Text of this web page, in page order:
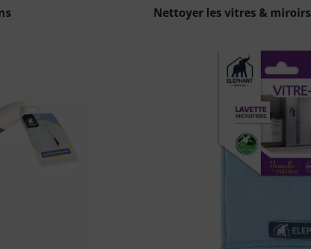
Nettoyer les vitres & miroirs